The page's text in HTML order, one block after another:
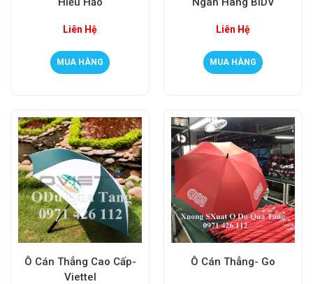
Liên Hệ
MUA HÀNG
Liên Hệ
MUA HÀNG
Ô Cán Thẳng Cao Cấp-
Viettel
Ô Cán Thẳng- Go